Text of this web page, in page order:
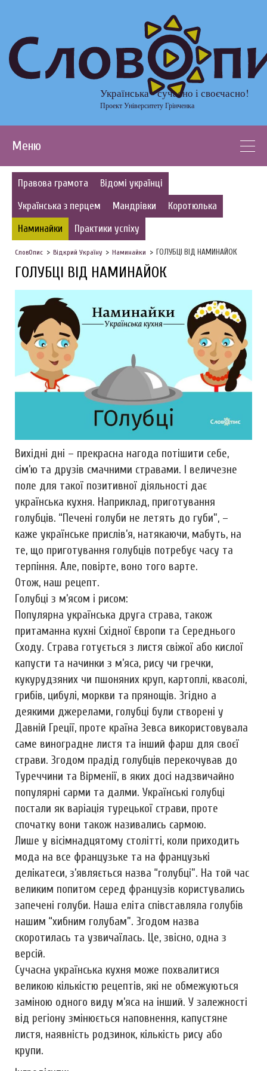
Українська - сучасно і своєчасно!
Проект Університету Грінченка
Меню
Правова грамота
Відомі українці
Українська з перцем
Мандрівки
Коротюлька
Наминайки
Практики успіху
СловОпис Відкрий Україну Наминайки ГОЛУБЦІ ВІД НАМИНАЙОК
ГОЛУБЦІ ВІД НАМИНАЙОК
Вихідні дні – прекрасна нагода потішити себе,
сім’ю та друзів смачними стравами. І величезне
поле для такої позитивної діяльності дає
українська кухня. Наприклад, приготування
голубців. “Печені голуби не летять до губи”, –
каже українське прислів’я, натякаючи, мабуть, на
те, що приготування голубців потребує часу та
терпіння. Але, повірте, воно того варте.
Отож, наш рецепт.
Голубці з м’ясом і рисом:
Популярна українська друга страва, також
притаманна кухні Східної Європи та Середнього
Сходу. Страва готується з листя свіжої або кислої
капусти та начинки з м’яса, рису чи гречки,
кукурудзяних чи пшоняних круп, картоплі, квасолі,
грибів, цибулі, моркви та прянощів. Згідно а
деякими джерелами, голубці були створені у
Давній Греції, проте країна Зевса використовувала
саме виноградне листя та інший фарш для своєї
страви. Згодом прадід голубців перекочував до
Туреччини та Вірменії, в яких досі надзвичайно
популярні сарми та далми. Українські голубці
постали як варіація турецької страви, проте
спочатку вони також називались сармою.
Лише у вісімнадцятому столітті, коли приходить
мода на все французьке та на французькі
делікатеси, з’являється назва “голубці”. На той час
великим попитом серед французів користувались
запечені голуби. Наша еліта співставляла голубів
нашим “хибним голубам”. Згодом назва
скоротилась та узвичаїлась. Це, звісно, одна з
версій.
Сучасна українська кухня може похвалитися
великою кількістю рецептів, які не обмежуються
заміною одного виду м’яса на інший. У залежності
від регіону змінюється наповнення, капустяне
листя, наявність родзинок, кількість рису або
крупи.